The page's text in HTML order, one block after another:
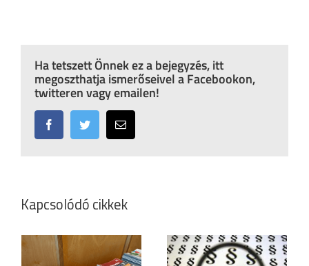
Ha tetszett Önnek ez a bejegyzés, itt
megoszthatja ismerőseivel a Facebookon,
twitteren vagy emailen!
FacebookTwitter Email:
Kapcsolódó cikkek